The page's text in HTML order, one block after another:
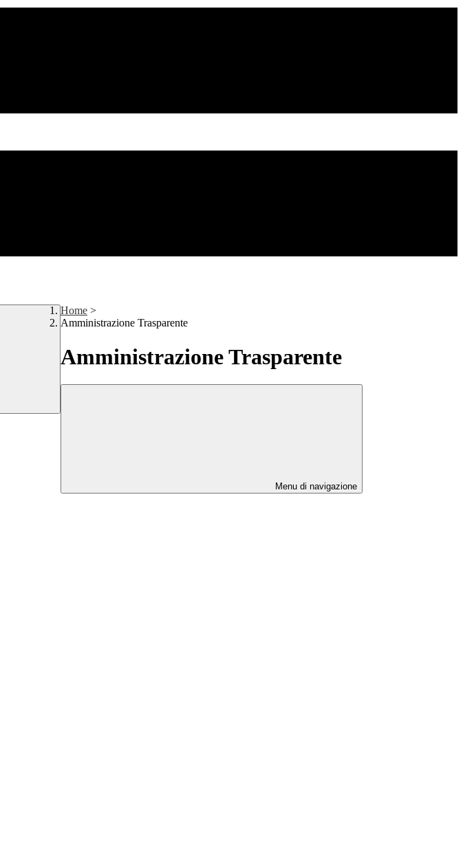
Home >
Amministrazione Trasparente
Amministrazione Trasparente
Menu di navigazione